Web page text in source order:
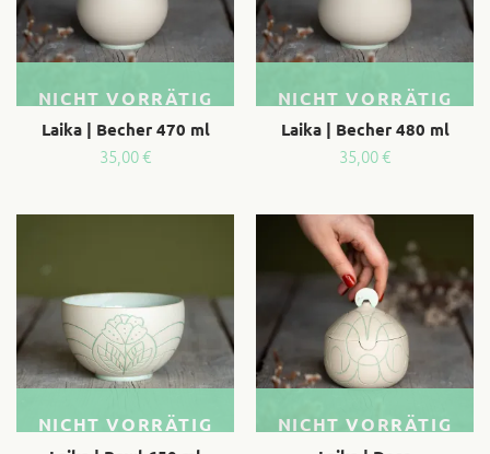
NICHT VORRÄTIG
Laika | Becher 470 ml
35,00€
NICHT VORRÄTIG
Laika | Becher 480 ml
35,00€
NICHT VORRÄTIG NICHT VORRÄTIG